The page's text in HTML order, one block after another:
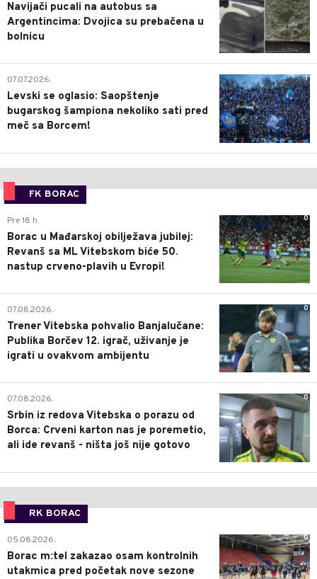
Navijači pucali na autobus sa
Argentincima: Dvojica su prebačena u
bolnicu
1
07.07.2026.
Levski se oglasio: Saopštenje
bugarskog šampiona nekoliko sati pred
meč sa Borcem!
FK BORAC
0
Pre 18 h
Borac u Mađarskoj obilježava jubilej:
Revanš sa ML Vitebskom biće 50.
nastup crveno-plavih u Evropi!
0
07.08.2026.
Trener Vitebska pohvalio Banjalučane:
Publika Borčev 12. igrač, uživanje je
igrati u ovakvom ambijentu
0
07.08.2026.
Srbin iz redova Vitebska o porazu od
Borca: Crveni karton nas je poremetio,
ali ide revanš - ništa još nije gotovo
RK BORAC
0
05.08.2026.
Borac m:tel zakazao osam kontrolnih
utakmica pred početak nove sezone